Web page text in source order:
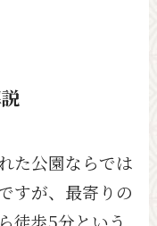
た公園ならでは
すが、最寄りの
徒歩5分という